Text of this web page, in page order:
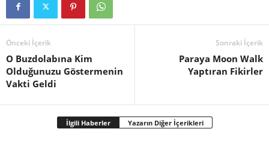
Önceki İçerik
O Buzdolabına Kim
Olduğunuzu Göstermenin
Vakti Geldi
Sonraki İçerik
Paraya Moon Walk
Yaptıran Fikirler
İlgili Haberler Yazarın Diğer İçerikleri